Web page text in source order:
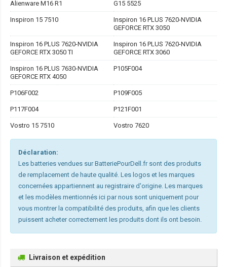
Alienware M16 R1 G15 5525
Inspiron 15 7510
Inspiron 16 PLUS 7620-NVIDIA
GEFORCE RTX 3050
Inspiron 16 PLUS 7620-NVIDIA
GEFORCE RTX 3050 TI
Inspiron 16 PLUS 7620-NVIDIA
GEFORCE RTX 3060
Inspiron 16 PLUS 7630-NVIDIA
GEFORCE RTX 4050
P105F004
P106F002 P109F005
P117F004 P121F001
Vostro 15 7510 Vostro 7620
Déclaration:
Les batteries vendues sur BatteriePourDell.fr sont des produits
de remplacement de haute qualité. Les logos et les marques
concernées appartiennent au registraire d'origine. Les marques
et les modèles mentionnés ici par nous sont uniquement pour
vous montrer la compatibilité des produits, afin que les clients
puissent acheter correctement les produits dont ils ont besoin.
Livraison et expédition